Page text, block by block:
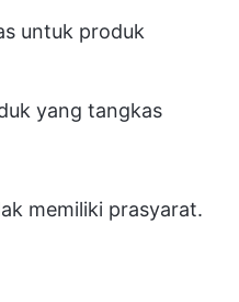
untuk produk
yang tangkas
memiliki prasyarat.